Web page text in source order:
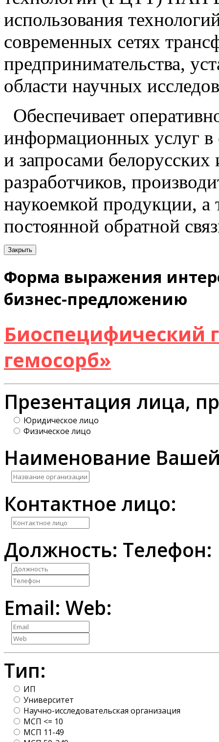
использования
современных сетях
предпринимательства,
области научных
Обеспечивает
информационных услуг в
и запросами
разработчиков,
наукоемкой продукции, а
постоянной обратной
Закрыть
Форма выражения
бизнес-предложению
Биоспецифический
гемосорб»
Презентация лица,
Юридическое лицо
Физическое лицо
Наименование
Контактное лицо:
Должность: Телефон:
Email: Web:
Тип:
ИП
Университет
Научно-исследовательская организация
МСП <= 10
МСП 11-49